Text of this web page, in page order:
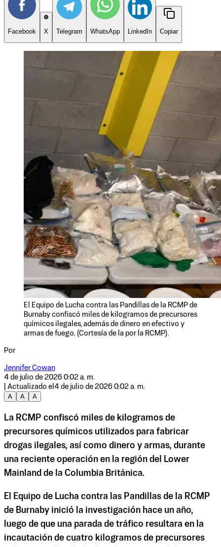
Facebook X Telegram WhatsApp LinkedIn Copiar
El Equipo de Lucha contra las Pandillas de la RCMP de
Burnaby confiscó miles de kilogramos de precursores
químicos ilegales, además de dinero en efectivo y
armas de fuego. (Cortesía de la por la RCMP).
Por
Jennifer Cowan
4 de julio de 2026 0:02 a. m.
| Actualizado el 4 de julio de 2026 0:02 a. m.
A
A A
La RCMP confiscó miles de kilogramos de
precursores químicos utilizados para fabricar
drogas ilegales, así como dinero y armas, durante
una reciente operación en la región del Lower
Mainland de la Columbia Británica.
El Equipo de Lucha contra las Pandillas de la RCMP
de Burnaby inició la investigación hace un año,
luego de que una parada de tráfico resultara en la
incautación de cuatro kilogramos de precursores